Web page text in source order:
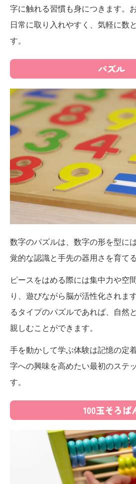
字に触れる習慣も身につきます。
日常に取り入れやすく、気軽に数
す。
パズル
数字のパズルは、数字の形を型に
覚的な認識と手先の器用さを育て
ピースをはめる際には集中力や空
り、遊びながら脳が活性化されま
るタイプのパズルであれば、自然と
親しむことができます。
手を動かして学ぶ体験は記憶の定
字への興味を高めたい最初のステ
す。
100玉そろば